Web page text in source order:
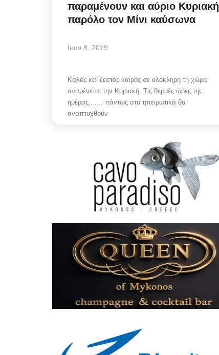
παραμένουν και αύριο Κυριακή
παρόλο τον Μίνι καύσωνα
Ιουν 8, 2019
Καλός και ζεστός καιρός σε ολόκληρη τη χώρα
αναμένεται την Κυριακή. Τις θερμές ώρες της
ημέρας....... πάντως στα ηπειρωτικά θα
αναπτυχθούν